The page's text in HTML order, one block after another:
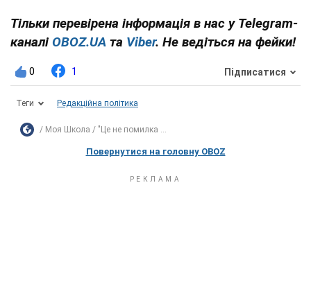
Тільки перевірена інформація в нас у Telegram-
каналі OBOZ.UA та Viber. Не ведіться на фейки!
0 1 Підписатися
Теги Редакційна політика
Моя Школа "Це не помилка ...
Повернутися на головну OBOZ